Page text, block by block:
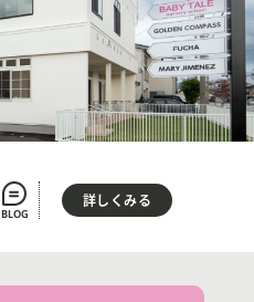
BLOG
詳しくみる